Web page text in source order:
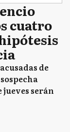
cuatro
de
jueves serán